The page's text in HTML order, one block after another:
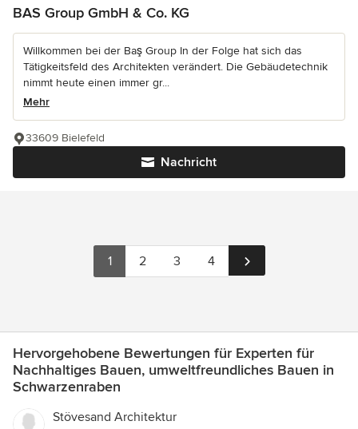
BAS Group GmbH & Co. KG
Willkommen bei der Baş Group In der Folge hat sich das
Tätigkeitsfeld des Architekten verändert. Die Gebäudetechnik
nimmt heute einen immer gr...
Mehr
Nachricht
33609 Bielefeld
1 2 3 4
Hervorgehobene Bewertungen für Experten für
Nachhaltiges Bauen, umweltfreundliches Bauen in
Schwarzenraben
Stövesand Architektur